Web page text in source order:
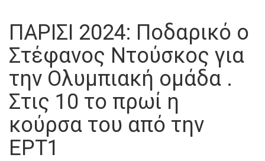
ΠΑΡΙΣΙ 2024: Ποδαρικό ο
Στέφανος Ντούσκος για
την Ολυμπιακή ομάδα .
Στις 10 το πρωί η
κούρσα του από την
ΕΡΤ1